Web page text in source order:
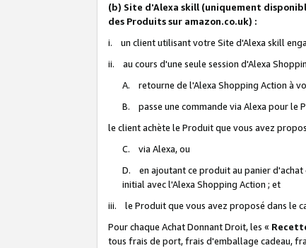
(b) Site d'Alexa skill (uniquement
des Produits sur amazon.co.uk) :
i. un client utilisant votre Site d'Alexa skill
ii. au cours d'une seule session d'Alexa
A. retourne de l'Alexa Shopping Action à
B. passe une commande via Alexa pour le
le client achète le Produit que vous avez
C. via Alexa, ou
D. en ajoutant ce produit au panier d'achat
initial avec l'Alexa Shopping Action ; et
iii. le Produit que vous avez proposé dans le
Pour chaque Achat Donnant Droit, les «
tous frais de port, frais d'emballage cadeau,